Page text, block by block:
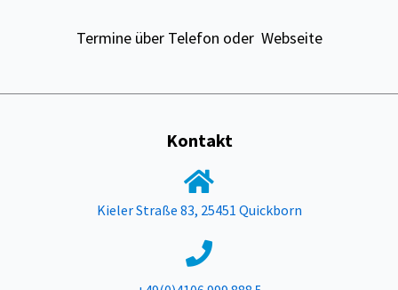
Termine über Telefon oder Webseite
Kontakt
Kieler Straße 83, 25451 Quickborn